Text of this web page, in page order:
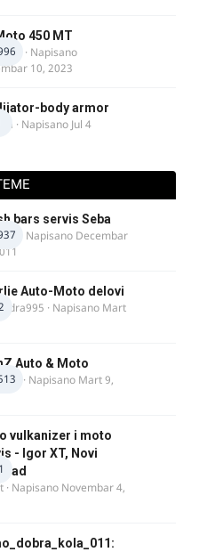
450 MT
1
· Napisano
10, 2023
body armor
· Napisano Jul 4
bars servis Seba
· Napisano Decembar
Auto-Moto delovi
· Napisano Mart
Auto & Moto
· Napisano Mart 9,
vulkanizer i moto
- Igor XT, Novi
· Napisano Novembar 4,